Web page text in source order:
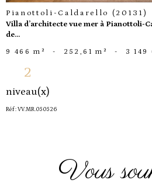
Pianottoli-Caldarello (20131)
Villa d’architecte vue mer à Pianottoli-
de...
9 466 m² - 252,61 m² - 3 149
2
niveau(x)
Réf : VV.MR.050526
vous